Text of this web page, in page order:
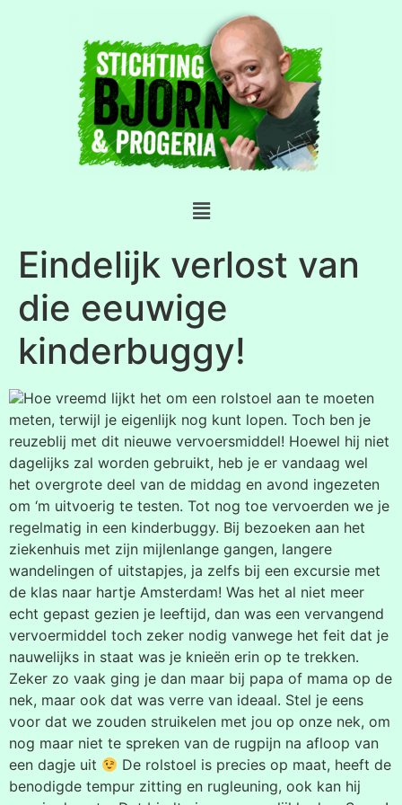
Eindelijk verlost van
die eeuwige
kinderbuggy!
Hoe vreemd lijkt het om een rolstoel aan te moeten
meten, terwijl je eigenlijk nog kunt lopen. Toch ben je
reuzeblij met dit nieuwe vervoersmiddel! Hoewel hij niet
dagelijks zal worden gebruikt, heb je er vandaag wel
het overgrote deel van de middag en avond ingezeten
om ‘m uitvoerig te testen. Tot nog toe vervoerden we je
regelmatig in een kinderbuggy. Bij bezoeken aan het
ziekenhuis met zijn mijlenlange gangen, langere
wandelingen of uitstapjes, ja zelfs bij een excursie met
de klas naar hartje Amsterdam! Was het al niet meer
echt gepast gezien je leeftijd, dan was een vervangend
vervoermiddel toch zeker nodig vanwege het feit dat je
nauwelijks in staat was je knieën erin op te trekken.
Zeker zo vaak ging je dan maar bij papa of mama op de
nek, maar ook dat was verre van ideaal. Stel je eens
voor dat we zouden struikelen met jou op onze nek, om
nog maar niet te spreken van de rugpijn na afloop van
een dagje uit
De rolstoel is precies op maat, heeft de
benodigde tempur zitting en rugleuning, ook kan hij